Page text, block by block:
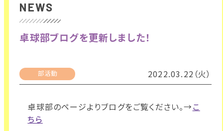
NEWS
卓球部ブログを更新しました！
部活動 2022.03.22（火）
卓球部のページよりブログをご覧ください。→こ
ちら